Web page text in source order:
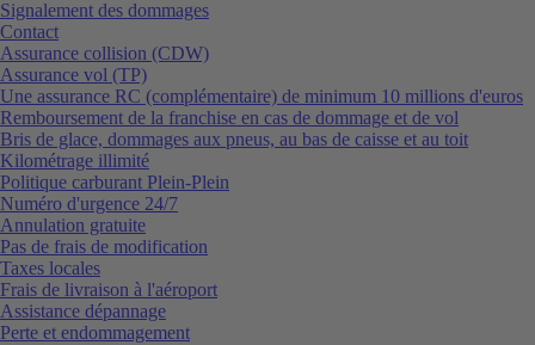
Signalement des dommages
Contact
Assurance collision (CDW)
Assurance vol (TP)
Une assurance RC (complémentaire) de minimum 10 millions d'euros
Remboursement de la franchise en cas de dommage et de vol
Bris de glace, dommages aux pneus, au bas de caisse et au toit
Kilométrage illimité
Politique carburant Plein-Plein
Numéro d'urgence 24/7
Annulation gratuite
Pas de frais de modification
Taxes locales
Frais de livraison à l'aéroport
Assistance dépannage
Perte et endommagement